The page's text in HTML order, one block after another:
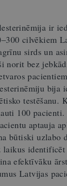
ir
–300 cilvēkiem
sirds un
norit bez
bija
testēšanu.
100 pacienti.
aptauja
būtiski uzlabo
identificēt
efektīvāku
Latvijas